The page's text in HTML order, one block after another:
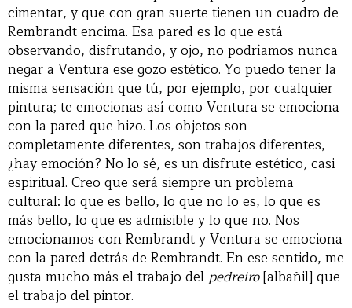
cimentar, y que con gran suerte tienen un cuadro de
Rembrandt encima. Esa pared es lo que está
observando, disfrutando, y ojo, no podríamos nunca
negar a Ventura ese gozo estético. Yo puedo tener la
misma sensación que tú, por ejemplo, por cualquier
pintura; te emocionas así como Ventura se emociona
con la pared que hizo. Los objetos son
completamente diferentes, son trabajos diferentes,
¿hay emoción? No lo sé, es un disfrute estético, casi
espiritual. Creo que será siempre un problema
cultural: lo que es bello, lo que no lo es, lo que es
más bello, lo que es admisible y lo que no. Nos
emocionamos con Rembrandt y Ventura se emociona
con la pared detrás de Rembrandt. En ese sentido, me
gusta mucho más el trabajo del pedreiro[albañil] que
el trabajo del pintor.